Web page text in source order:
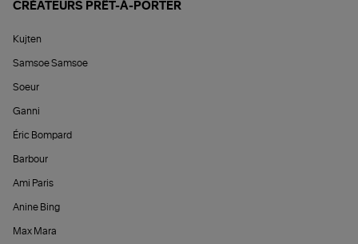
CRÉATEURS PRÊT-À-PORTER
Kujten
Samsoe Samsoe
Soeur
Ganni
Éric Bompard
Barbour
Ami Paris
Anine Bing
Max Mara